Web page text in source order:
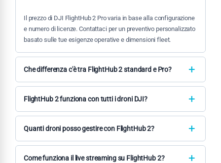
Il prezzo di DJI FlightHub 2 Pro varia in base alla configurazione
e numero di licenze. Contattaci per un preventivo personalizzato
basato sulle tue esigenze operative e dimensioni fleet.
Che differenza c'è tra FlightHub 2 standard e Pro?
FlightHub 2 Pro include funzionalità avanzate come analisi dati
estesa, reportistica personalizzata, maggiore storage cloud,
FlightHub 2 funziona con tutti i droni DJI?
FlightHub 2 è compatibile con i droni DJI Enterprise serie
Matrice (350 RTK, 30/30T), Mavic 3 Enterprise, Agras
Quanti droni posso gestire con FlightHub 2?
Il numero di droni gestibili dipende dalla licenza. La versione
Pro supporta flotte estese fino a centinaia di unità, mentre le
Come funziona il live streaming su FlightHub 2?